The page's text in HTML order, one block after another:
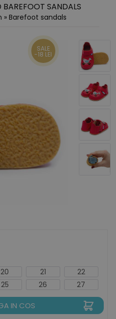
BAREFOOT SANDALS
» Barefoot sandals
SALE
-18 LEI
20 21
22
25 26 27
IN COS